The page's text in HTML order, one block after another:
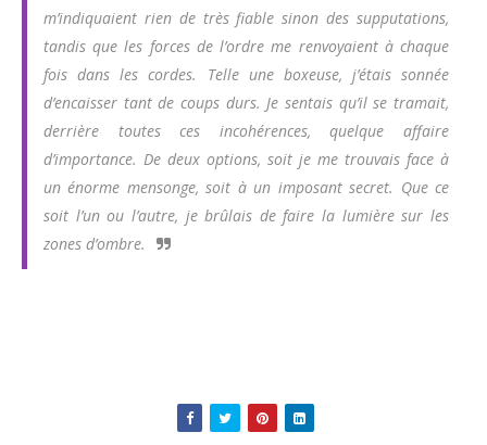
m’indiquaient rien de très fiable sinon des supputations,
tandis que les forces de l’ordre me renvoyaient à chaque
fois dans les cordes. Telle une boxeuse, j’étais sonnée
d’encaisser tant de coups durs. Je sentais qu’il se tramait,
derrière toutes ces incohérences, quelque affaire
d’importance. De deux options, soit je me trouvais face à
un énorme mensonge, soit à un imposant secret. Que ce
soit l’un ou l’autre, je brûlais de faire la lumière sur les
zones d’ombre.